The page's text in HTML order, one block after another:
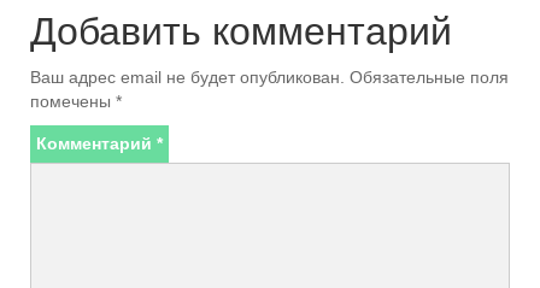
Добавить комментарий
Ваш адрес email не будет опубликован. Обязательные поля
помечены *
Комментарий *